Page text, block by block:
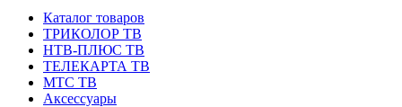
Каталог товаров
ТРИКОЛОР ТВ
НТВ-ПЛЮС ТВ
ТЕЛЕКАРТА ТВ
МТС ТВ
Аксессуары